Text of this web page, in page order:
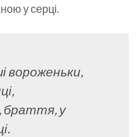
у серці.
вороженьки,
браття, у